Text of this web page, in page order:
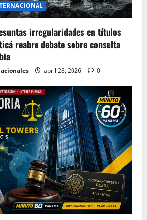
irregularidades en títulos
reabre debate sobre consulta
abril 28, 2026 0